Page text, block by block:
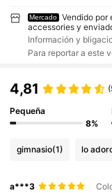
Mercado
Vendido por
accessories y
Información y
Para reportar a este
4,81
Pequeña
8%
gimnasio(1) lo
a***3